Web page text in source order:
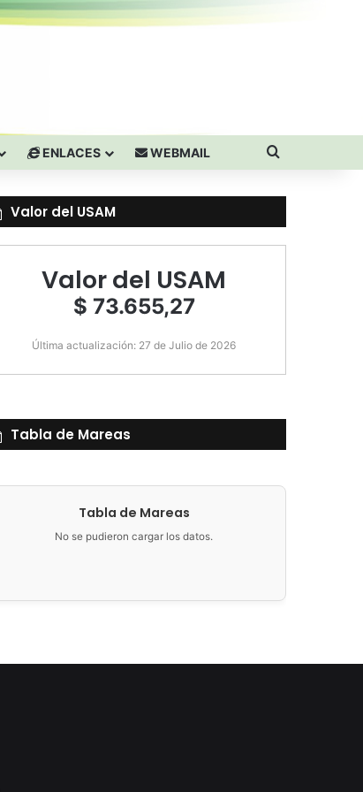
ENLACES WEBMAIL Buscar por
Valor del USAM
Valor del USAM
$ 73.655,27
Última actualización: 27 de Julio de 2026
Tabla de Mareas
Tabla de Mareas
No se pudieron cargar los datos.